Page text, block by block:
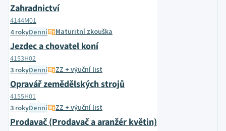
Zahradnictví
4144M01
4 rokyDenní Maturitní zkouška
Jezdec a chovatel koní
4153H02
3 rokyDenní ZZ + výuční list
Opravář zemědělských strojů
4155H01
3 rokyDenní ZZ + výuční list
Prodavač (Prodavač a aranžér květin)